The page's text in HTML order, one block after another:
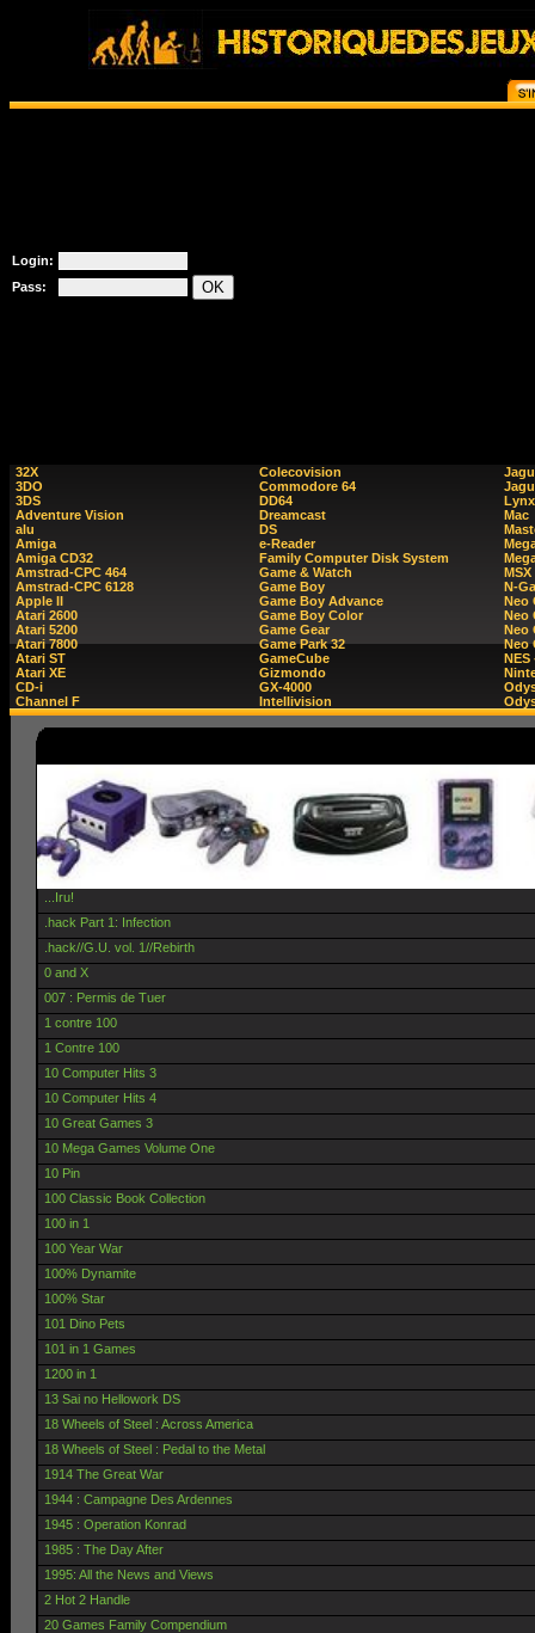
Login:
Pass:
32X
3DO
3DS
Adventure Vision
alu
Amiga
Amiga CD32
Amstrad-CPC 464
Amstrad-CPC 6128
Apple II
Atari 2600
Atari 5200
Atari 7800
Atari ST
Atari XE
CD-i
Channel F
Colecovision
Commodore 64
DD64
Dreamcast
DS
e-Reader
Family Computer Disk System
Game & Watch
Game Boy
Game Boy Advance
Game Boy Color
Game Gear
Game Park 32
GameCube
Gizmondo
GX-4000
Intellivision
Lynx
Mac
MSX
N-
Neo
Neo
Neo
Neo
NES
...Iru!
.hack Part 1: Infection
.hack//G.U. vol. 1//Rebirth
0 and X
007 : Permis de Tuer
1 contre 100
1 Contre 100
10 Computer Hits 3
10 Computer Hits 4
10 Great Games 3
10 Mega Games Volume One
10 Pin
100 Classic Book Collection
100 in 1
100 Year War
100% Dynamite
100% Star
101 Dino Pets
101 in 1 Games
1200 in 1
13 Sai no Hellowork DS
18 Wheels of Steel : Across America
18 Wheels of Steel : Pedal to the Metal
1914 The Great War
1944 : Campagne Des Ardennes
1945 : Operation Konrad
1985 : The Day After
1995: All the News and Views
2 Hot 2 Handle
20 Games Family Compendium